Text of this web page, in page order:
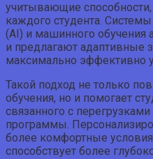
учитывающие
каждого студента.
(AI) и машинного обучения
и предлагают адаптивные
максимально эффективно
Такой подход не только
обучения, но и помогает
связанного с
программы.
более комфортные
способствует более